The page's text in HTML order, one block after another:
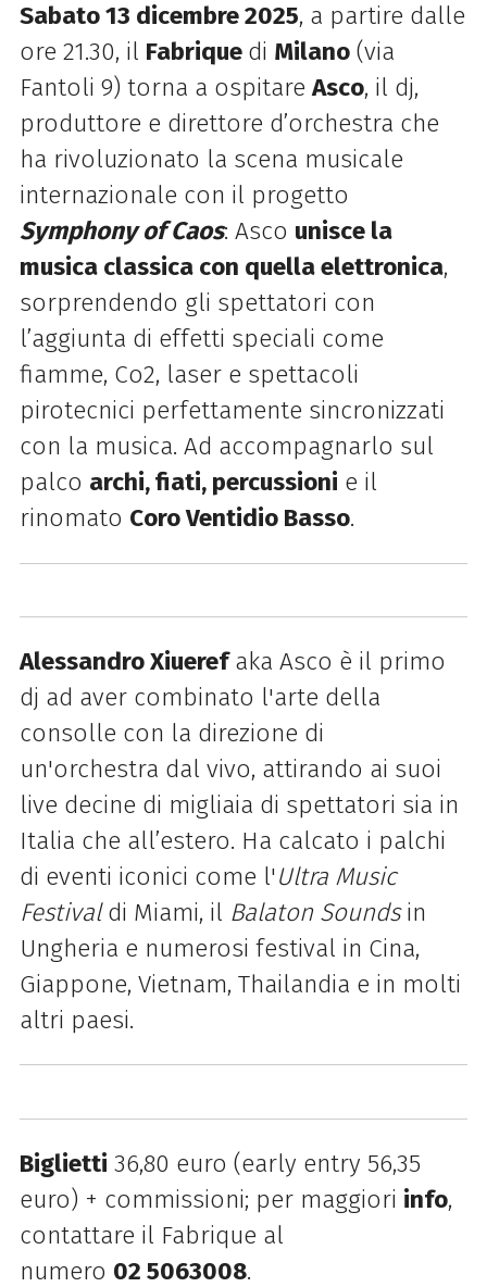
Sabato 13 dicembre 2025, a partire dalle
ore 21.30, il Fabrique di Milano(via
Fantoli 9) torna a ospitareAsco, il dj,
produttore e direttore d’orchestra che
ha rivoluzionato la scena musicale
internazionale con il progetto
Symphony of Caos: Asco unisce la
musica classica con quella elettronica,
sorprendendo gli spettatori con
l’aggiunta di effetti speciali come
fiamme, Co2, laser e spettacoli
pirotecnici perfettamente sincronizzati
con la musica. Ad accompagnarlo sul
palco archi, fiati, percussioni e il
rinomato Coro Ventidio Basso.
Alessandro Xiuerefaka Asco è il primo
dj ad aver combinato l'arte della
consolle con la direzione di
un'orchestra dal vivo, attirando ai suoi
live decine di migliaia di spettatori sia in
Italia che all’estero. Ha calcato i palchi
di eventi iconici come l'Ultra Music
Festivaldi Miami, il Balaton Soundsin
Ungheria e numerosi festival in Cina,
Giappone, Vietnam, Thailandia e in molti
altri paesi.
Biglietti 36,80 euro (early entry 56,35
euro) + commissioni; per maggiori info,
contattare il Fabrique al
numero 02 5063008.